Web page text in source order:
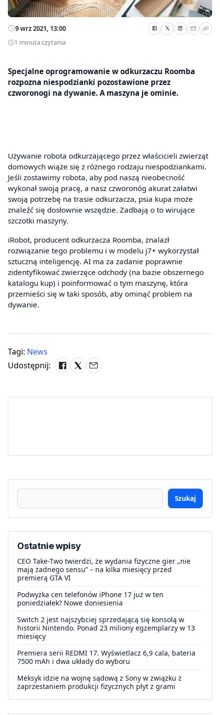
9 wrz 2021, 13:00
1 minuta czytania
Specjalne oprogramowanie w odkurzaczu Roomba
rozpozna niespodzianki pozostawione przez
czworonogi na dywanie. A maszyna je ominie.
Używanie robota odkurzającego przez właścicieli zwierząt
domowych wiąże się z różnego rodzaju niespodziankami.
Jeśli zostawimy robota, aby pod naszą nieobecność
wykonał swoją pracę, a nasz czworonóg akurat załatwi
swoją potrzebę na trasie odkurzacza, psia kupa może
znaleźć się dosłownie wszędzie. Zadbają o to wirujące
szczotki maszyny.
iRobot, producent odkurzacza Roomba, znalazł
rozwiązanie tego problemu i w modelu j7+ wykorzystał
sztuczną inteligencję. AI ma za zadanie poprawnie
zidentyfikować zwierzęce odchody (na bazie obszernego
katalogu kup) i poinformować o tym maszynę, która
przemieści się w taki sposób, aby ominąć problem na
dywanie.
Tagi: News
Udostępnij:
Szukaj
Ostatnie wpisy
CEO Take-Two twierdzi, że wydania fizyczne gier „nie
mają żadnego sensu” – na kilka miesięcy przed
premierą GTA VI
Podwyżka cen telefonów iPhone 17 już w ten
poniedziałek? Nowe doniesienia
Switch 2 jest najszybciej sprzedającą się konsolą w
historii Nintendo. Ponad 23 miliony egzemplarzy w 13
miesięcy
Premiera serii REDMI 17. Wyświetlacz 6,9 cala, bateria
7500 mAh i dwa układy do wyboru
Meksyk idzie na wojnę sądową z Sony w związku z
zaprzestaniem produkcji fizycznych płyt z grami